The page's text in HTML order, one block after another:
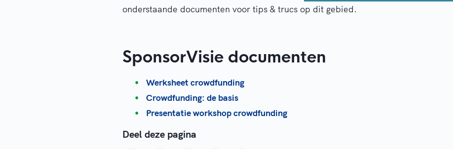
onderstaande documenten voor tips & trucs op dit gebied.
SponsorVisie documenten
Werksheet crowdfunding
Crowdfunding: de basis
Presentatie workshop crowdfunding
Deel deze pagina